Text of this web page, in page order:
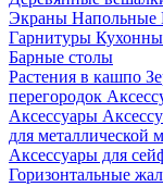
Экраны Напольные
Гарнитуры
Барные столы
Растения в кашпо
перегородок
Аксессуары
для металлической
Аксессуары для
Горизонтальные